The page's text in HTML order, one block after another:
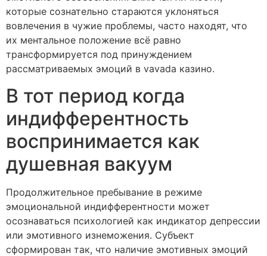
которые сознательно стараются уклоняться
вовлечения в чужие проблемы, часто находят, что
их ментальное положение всё равно
трансформируется под принуждением
рассматриваемых эмоций в vavada казино.
В тот период когда
индифферентность
воспринимается как
душевная вакуум
Продолжительное пребывание в режиме
эмоциональной индифферентности может
осознаваться психологией как индикатор депрессии
или эмотивного изнеможения. Субъект
сформирован так, что наличие эмотивных эмоций